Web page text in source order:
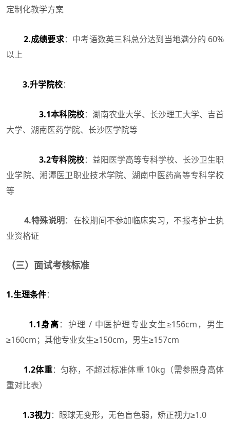
定制化教学方案
2.成绩要求：中考语数英三科总分达到当地满分的 60%
以上
3.升学院校：
3.1本科院校：湖南农业大学、长沙理工大学、吉首
大学、湖南医药学院、长沙医学院等
3.2专科院校：益阳医学高等专科学校、长沙卫生职
业学院、湘潭医卫职业技术学院、湖南中医药高等专科学校
等
4.特殊说明：在校期间不参加临床实习，不报考护士执
业资格证
（三）面试考核标准
1.生理条件：
1.1身高：护理 / 中医护理专业女生≥156cm，男生
≥160cm；其他专业女生≥150cm，男生≥157cm
1.2体重：匀称，不超过标准体重 10kg（需参照身高体
重对比表）
1.3视力：眼球无变形，无色盲色弱，矫正视力≥1.0